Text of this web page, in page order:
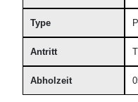
Type
Antritt
Abholzeit